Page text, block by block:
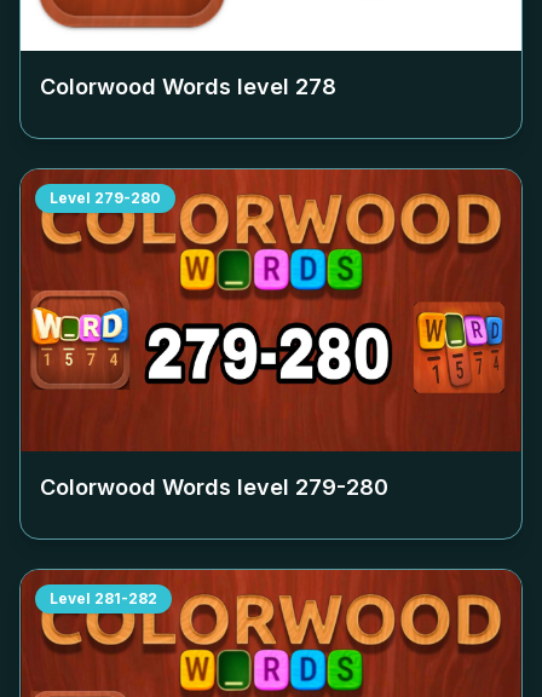
Colorwood Words level 278
Level 279-280
Colorwood Words level 279-280
Level 281-282